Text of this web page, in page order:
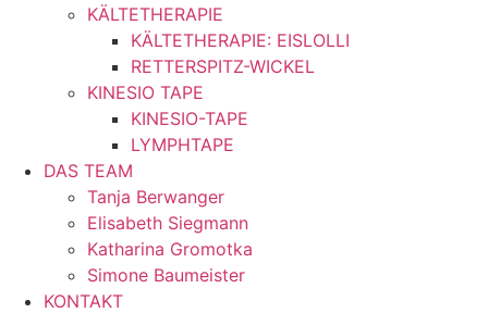
KÄLTETHERAPIE
KÄLTETHERAPIE: EISLOLLI
RETTERSPITZ-WICKEL
KINESIO TAPE
KINESIO-TAPE
LYMPHTAPE
DAS TEAM
Tanja Berwanger
Elisabeth Siegmann
Katharina Gromotka
Simone Baumeister
KONTAKT